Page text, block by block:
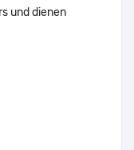
und dienen